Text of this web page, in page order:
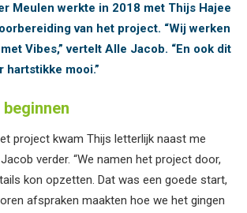
Meulen werkte in 2018 met Thijs Hajee
van het project. “Wij werken
Vibes,” vertelt Alle Jacob. “En ook dit
hartstikke mooi.”
project kwam Thijs letterlijk naast me
verder. “We namen het project door,
kon opzetten. Dat was een goede start,
afspraken maakten hoe we het gingen